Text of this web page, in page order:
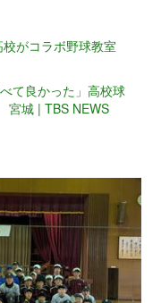
がコラボ野球教室
て良かった」高校球
宮城 | TBS NEWS